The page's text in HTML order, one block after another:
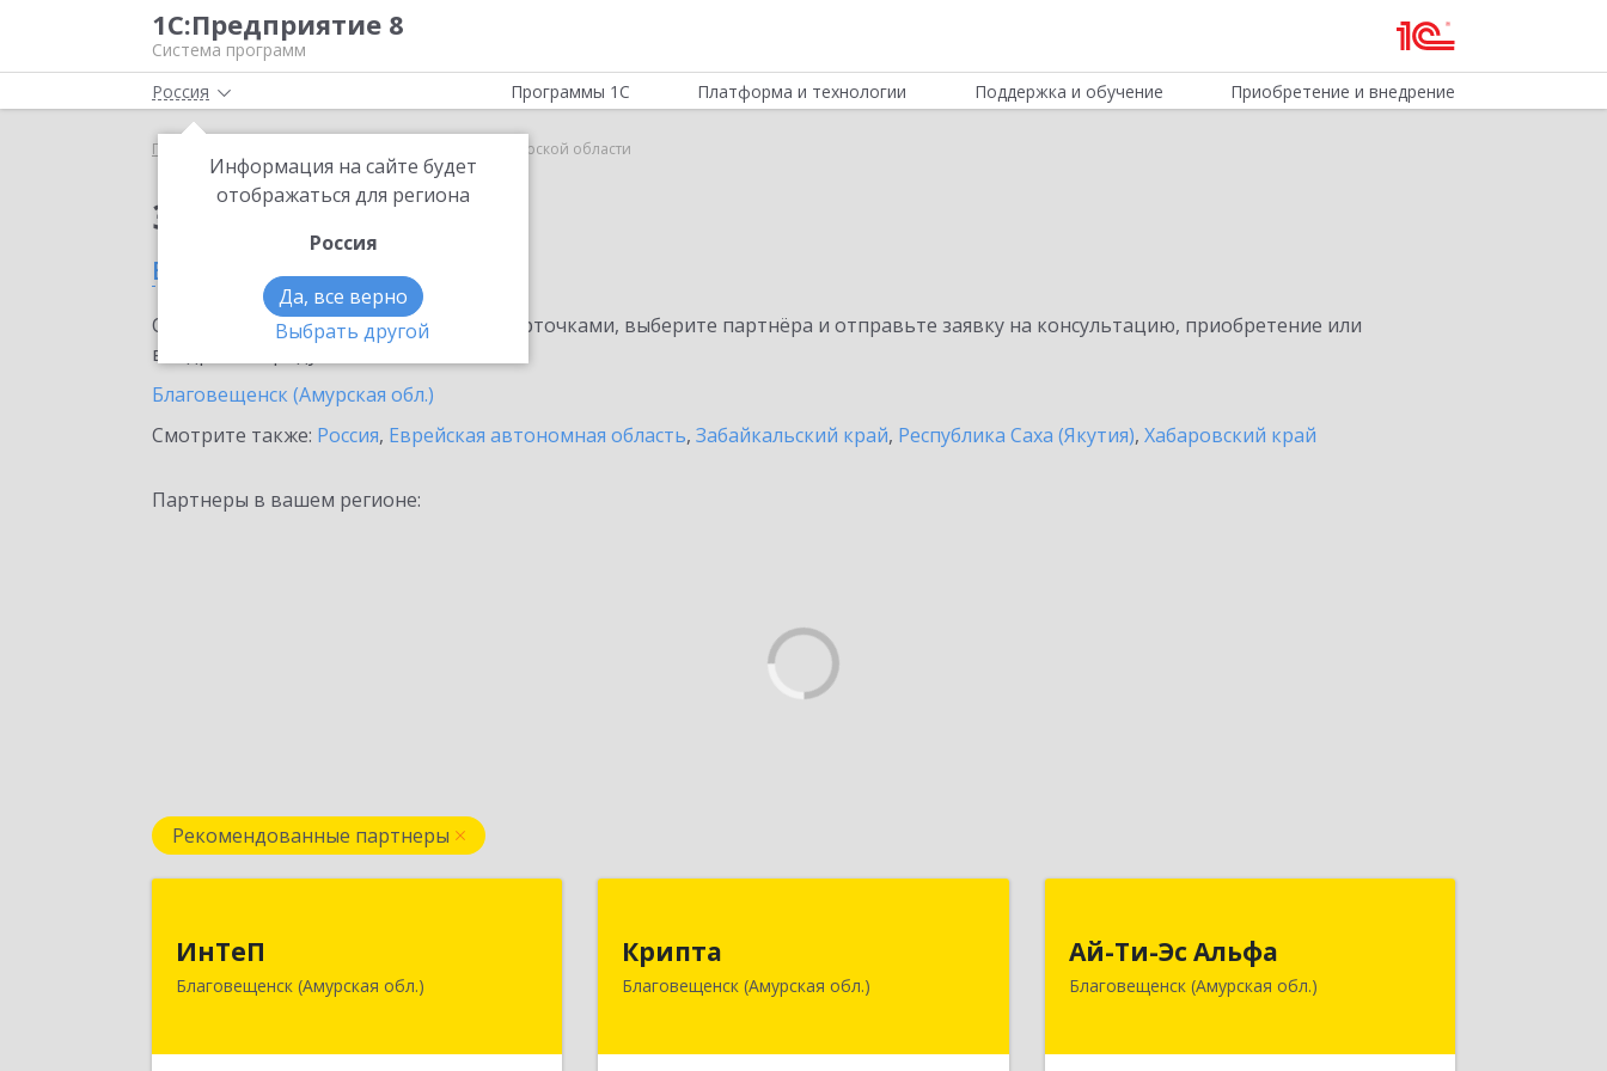
1С:Предприятие 8
Система программ
Россия
Информация на сайте будет
отображаться для региона
Россия
Да, все верно
Выбрать другой
Программы 1С Платформа и технологии Поддержка и обучение Приобретение и внедрение
Главная Bidzaar в Амурской области
Заказать Bidzaar
в Амурской области
Ознакомьтесь с информационными карточками, выберите партнёра и отправьте заявку на консультацию, приобретение или
внедрение продукта.
Благовещенск (Амурская обл.)
Смотрите также: Россия, Еврейская автономная область, Забайкальский край, Республика Саха (Якутия), Хабаровский край
Партнеры в вашем регионе:
Рекомендованные партнеры
ИнТеП
Благовещенск (Амурская обл.)
г, Горького ул, дом № 172/1
Подробнее
Крипта
Благовещенск (Амурская обл.)
675000, Амурская обл, Благовещенск
г, Амурская ул, дом № 236, оф.7-8
Подробнее
Ай-Ти-Эс Альфа
Благовещенск (Амурская обл.)
675000, Амурская обл, Благовещенск
г, Зейская ул, дом № 134, оф.515
Подробнее